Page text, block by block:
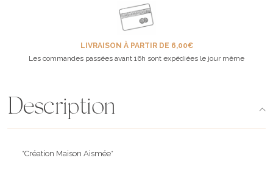
LIVRAISON À PARTIR DE 6,00€
Les commandes passées avant 16h sont expédiées le jour même
Description
*Création Maison Aismée*